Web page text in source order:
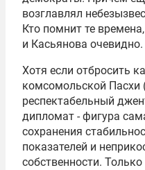
возглавлял
Кто помнит те
и Касьянова очевидно.
Хотя если отбросить
комсомольской
респектабельный
дипломат - фигура
сохранения
показателей и
собственности.